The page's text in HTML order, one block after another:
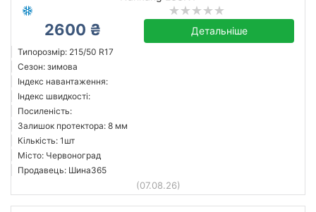
2600 ₴ Детальніше
Типорозмір: 215/50 R17
Сезон: зимова
Індекс навантаження:
Індекс швидкості:
Посиленість:
Залишок протектора: 8 мм
Кількість: 1шт
Місто: Червоноград
Продавець: Шина365
(07.08.26)